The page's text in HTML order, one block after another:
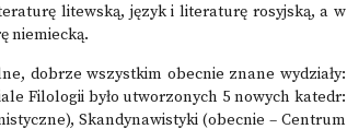
litewską, język i literaturę rosyjską, a w
niemiecką.
dobrze wszystkim obecnie znane wydziały:
Filologii było utworzonych 5 nowych katedr:
Skandynawistyki (obecnie – Centrum